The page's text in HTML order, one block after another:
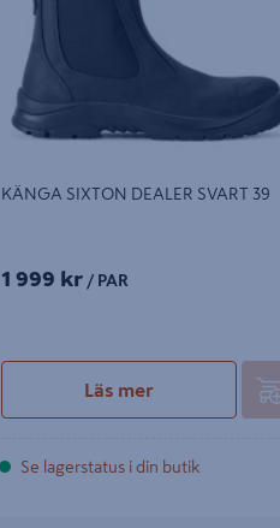
KÄNGA SIXTON DEALER SVART 39
1 999 kr / PAR
Läs mer
Se lagerstatus i din butik